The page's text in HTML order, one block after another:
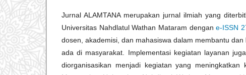
Jurnal ALAMTANA merupakan jurnal ilmiah yang
Universitas Nahdlatul Wathan Mataram dengane-ISSN
dosen, akademisi, dan mahasiswa dalam membantu
ada di masyarakat. Implementasi kegiatan layanan
diorganisasikan menjadi kegiatan yang meningkatkan